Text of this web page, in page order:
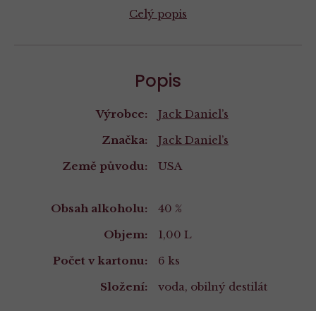
Celý popis
Popis
Výrobce:
Jack Daniel’s
Značka:
Jack Daniel’s
Země původu:
USA
Vlastnosti
Obsah alkoholu:
40 %
Objem:
1,00 L
Počet v kartonu:
6 ks
Složení:
voda, obilný destilát